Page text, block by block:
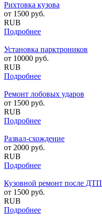
Рихтовка кузова
от 1500 руб.
RUB
Подробнее
Установка парктроников
от 10000 руб.
RUB
Подробнее
Ремонт лобовых ударов
от 1500 руб.
RUB
Подробнее
Развал-схождение
от 2000 руб.
RUB
Подробнее
Кузовной ремонт после ДТП
от 1500 руб.
RUB
Подробнее